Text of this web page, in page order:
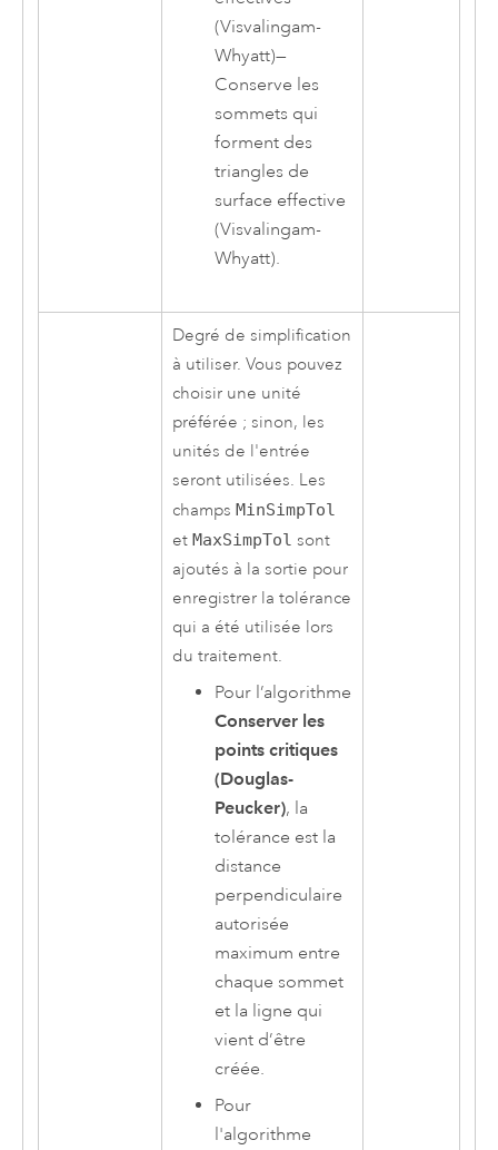
(Visvalingam-
Whyatt)—
Conserve les
sommets qui
forment des
triangles de
surface effective
(Visvalingam-
Whyatt).
Degré de simplification
à utiliser. Vous pouvez
choisir une unité
préférée ; sinon, les
unités de l'entrée
seront utilisées. Les
champs MinSimpTol
et MaxSimpTol sont
ajoutés à la sortie pour
enregistrer la tolérance
qui a été utilisée lors
du traitement.
Pour l’algorithme
Conserver les
points critiques
(Douglas-
Peucker), la
tolérance est la
distance
perpendiculaire
autorisée
maximum entre
chaque sommet
et la ligne qui
vient d’être
créée.
Pour
l'algorithme